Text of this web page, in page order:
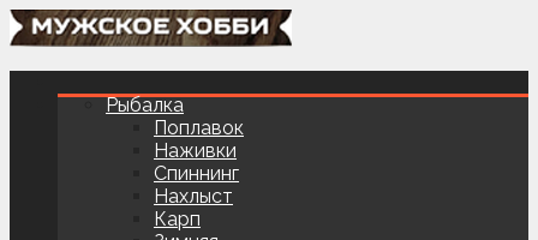
Рыбалка
Поплавок
Наживки
Спиннинг
Нахлыст
Карп